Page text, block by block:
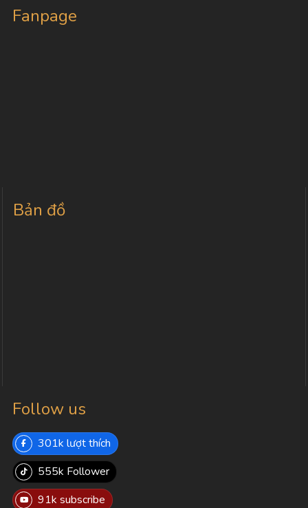
Fanpage
Bản đồ
Follow us
301k lượt thích
555k Follower
91k subscribe